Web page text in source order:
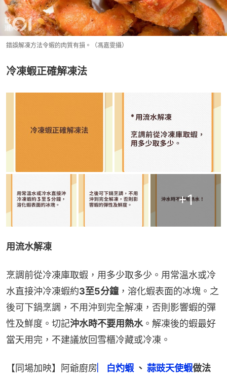
錯誤解凍方法令蝦的肉質有損。（馮嘉雯攝）
冷凍蝦正確解凍法
+1
用流水解凍
烹調前從冷凍庫取蝦，用多少取多少。用常溫水或冷
水直接沖冷凍蝦約3至5分鐘，溶化蝦表面的冰塊。之
後可下鍋烹調，不用沖到完全解凍，否則影響蝦的彈
性及鮮度。切記沖水時不要用熱水。解凍後的蝦最好
當天用完，不建議放回雪櫃冷藏或冷凍。
【同場加映】阿爺廚房 ︳白灼蝦 、 蒜豉天使蝦做法